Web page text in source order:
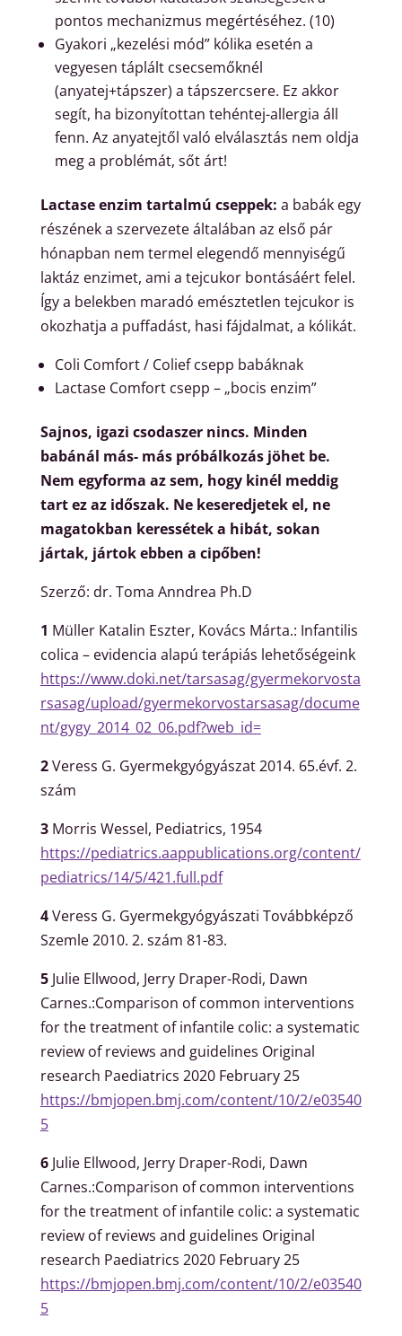
pontos mechanizmus megértéséhez. (10)
Gyakori „kezelési mód” kólika esetén a
vegyesen táplált csecsemőknél
(anyatej+tápszer) a tápszercsere. Ez akkor
segít, ha bizonyítottan tehéntej-allergia áll
fenn. Az anyatejtől való elválasztás nem oldja
meg a problémát, sőt árt!
Lactase enzim tartalmú cseppek: a babák egy
részének a szervezete általában az első pár
hónapban nem termel elegendő mennyiségű
laktáz enzimet, ami a tejcukor bontásáért felel.
Így a belekben maradó emésztetlen tejcukor is
okozhatja a puffadást, hasi fájdalmat, a kólikát.
Coli Comfort / Colief csepp babáknak
Lactase Comfort csepp – „bocis enzim”
Sajnos, igazi csodaszer nincs. Minden
babánál más- más próbálkozás jöhet be.
Nem egyforma az sem, hogy kinél meddig
tart ez az időszak. Ne keseredjetek el, ne
magatokban keressétek a hibát, sokan
jártak, jártok ebben a cipőben!
Szerző: dr. Toma Anndrea Ph.D
1 Müller Katalin Eszter, Kovács Márta.: Infantilis
colica – evidencia alapú terápiás lehetőségeink
https://www.doki.net/tarsasag/gyermekorvosta
rsasag/upload/gyermekorvostarsasag/docume
nt/gygy_2014_02_06.pdf?web_id=
2Veress G. Gyermekgyógyászat 2014. 65.évf. 2.
szám
3Morris Wessel, Pediatrics, 1954
https://pediatrics.aappublications.org/content/
pediatrics/14/5/421.full.pdf
4Veress G. Gyermekgyógyászati Továbbképző
Szemle 2010. 2. szám 81-83.
5Julie Ellwood, Jerry Draper-Rodi, Dawn
Carnes.:Comparison of common interventions
for the treatment of infantile colic: a systematic
review of reviews and guidelines Original
research Paediatrics 2020 February 25
https://bmjopen.bmj.com/content/10/2/e03540
5
6Julie Ellwood, Jerry Draper-Rodi, Dawn
Carnes.:Comparison of common interventions
for the treatment of infantile colic: a systematic
review of reviews and guidelines Original
research Paediatrics 2020 February 25
https://bmjopen.bmj.com/content/10/2/e03540
5